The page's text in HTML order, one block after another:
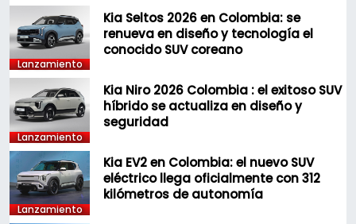
Lanzamiento
Kia Seltos 2026 en Colombia: se
renueva en diseño y tecnología el
conocido SUV coreano
Lanzamiento
Kia Niro 2026 Colombia : el exitoso SUV
híbrido se actualiza en diseño y
seguridad
Lanzamiento
Kia EV2 en Colombia: el nuevo SUV
eléctrico llega oficialmente con 312
kilómetros de autonomía